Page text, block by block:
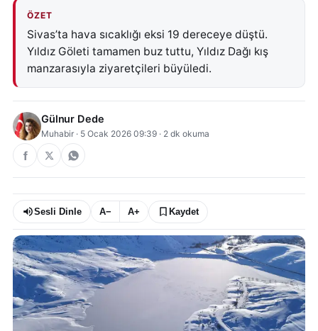
ÖZET
Sivas’ta hava sıcaklığı eksi 19 dereceye düştü.
Yıldız Göleti tamamen buz tuttu, Yıldız Dağı kış
manzarasıyla ziyaretçileri büyüledi.
Gülnur Dede
Muhabir · 5 Ocak 2026 09:39 · 2 dk okuma
Sesli Dinle A− A+ Kaydet